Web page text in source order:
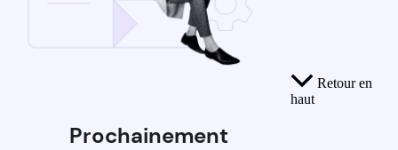
Prochainement
Retour en
haut